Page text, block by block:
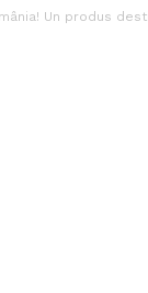
Un produs